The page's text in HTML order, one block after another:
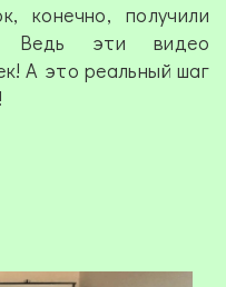
конечно, получили
Ведь эти видео
А это реальный шаг